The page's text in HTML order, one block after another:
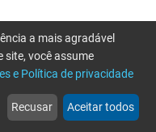
web
Notícias
more_horiz
Mais
a mais agradável
site, você assume
e Política de privacidade
Recusar Aceitar todos
novamente